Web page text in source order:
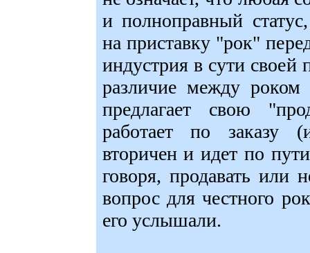
и полноправный
на приставку "рок"
индустрия в сути своей
различие между
предлагает свою
работает по заказу
вторичен и идет по
говоря, продавать или
вопрос для честного
его услышали.